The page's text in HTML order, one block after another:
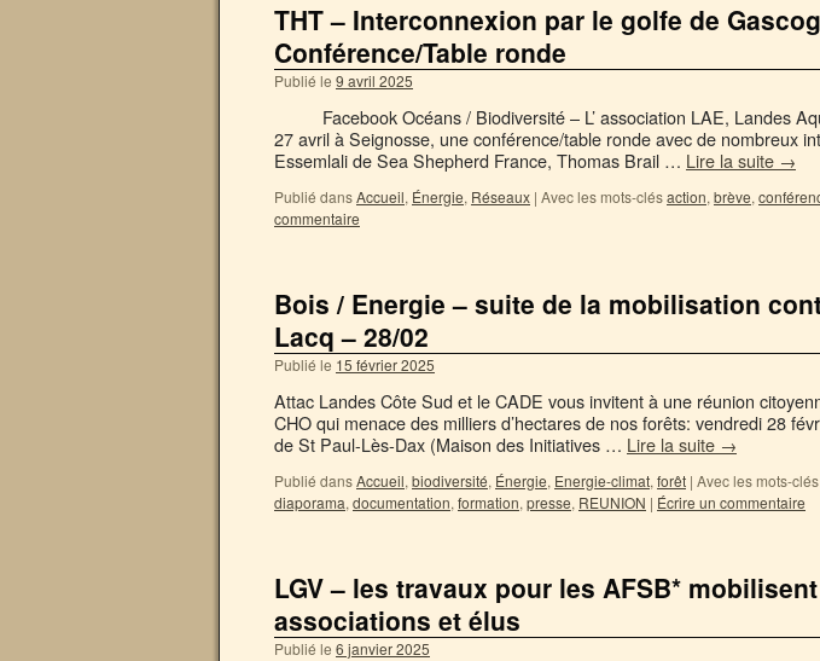
THT – Interconnexion par le golfe de
Conférence/Table ronde
Publié le 9 avril 2025
Facebook Océans / Biodiversité – L’ association LAE, Landes
27 avril à Seignosse, une conférence/table ronde avec de nombreux
Essemlali de Sea Shepherd France, Thomas Brail … Lire la suite →
Publié dansAccueil, Énergie, Réseaux | Avec les mots-clésaction, brève,
commentaire
Bois / Energie – suite de la mobilisation
Lacq – 28/02
Publié le 15 février 2025
Attac Landes Côte Sud et le CADE vous invitent à une réunion
CHO qui menace des milliers d’hectares de nos forêts: vendredi 28
de St Paul-Lès-Dax (Maison des Initiatives … Lire la suite →
Publié dansAccueil, biodiversité, Énergie, Energie-climat, forêt | Avec les mots-clés
diaporama, documentation, formation, presse, REUNION | Écrire un commentaire
LGV – les travaux pour les AFSB*
associations et élus
Publié le 6 janvier 2025